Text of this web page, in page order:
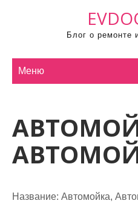
Блог о ремонте
Меню
Название: Автомойка,